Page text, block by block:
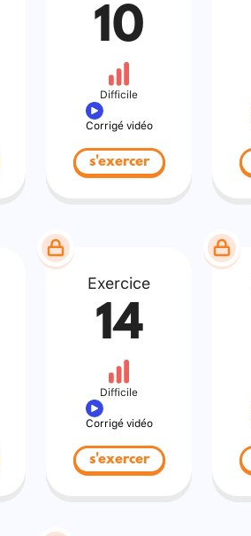
10
Difficile
Corrigé vidéo
s'exercer
Exercice
14
Difficile
Corrigé vidéo
s'exercer